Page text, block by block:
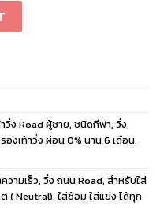
HALSIL/CBLACK
วิ่ง Road ผู้ชาย, ชนิดกีฬา, วิ่ง,
รองเท้าวิ่ง ผ่อน 0% นาน 6 เดือน,
วามเร็ว, วิ่ง ถนน Road, สำหรับใส่
( Neutral), ใส่ซ้อม ใส่แข่ง ได้ทุก